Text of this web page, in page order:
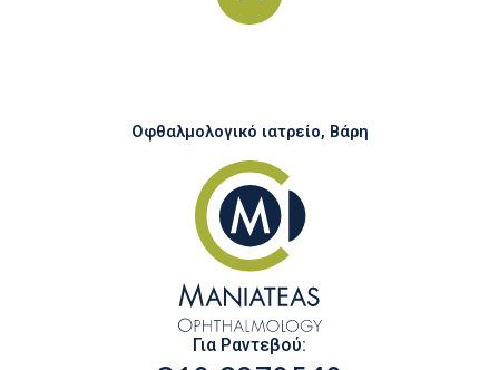
Οφθαλμολογικό ιατρείο, Βάρη
Για Ραντεβού: